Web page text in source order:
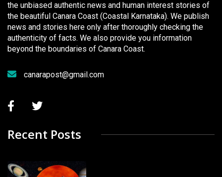
the unbiased authentic news and human interest stories of
the beautiful Canara Coast (Coastal Karnataka). We publish
news and stories here only after thoroughly checking the
authenticity of facts. We also provide you information
beyond the boundaries of Canara Coast.
canarapost@gmail.com
Recent Posts